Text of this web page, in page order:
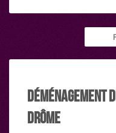
Déménagement
Drôme